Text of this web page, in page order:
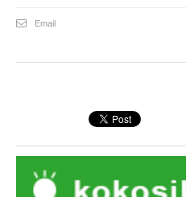
Email